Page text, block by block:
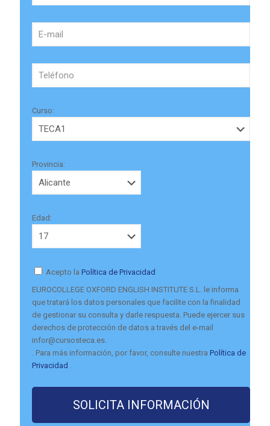
Curso:
Provincia:
Edad:
Acepto la Política de Privacidad
EUROCOLLEGE OXFORD ENGLISH INSTITUTE S.L. le informa
que tratará los datos personales que facilite con la finalidad
de gestionar su consulta y darle respuesta. Puede ejercer sus
derechos de protección de datos a través del e-mail
infor@cursosteca.es.
. Para más información, por favor, consulte nuestra Política de
Privacidad .